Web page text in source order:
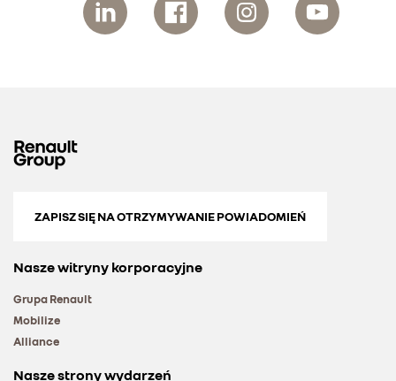
ZAPISZ SIĘ NA OTRZYMYWANIE POWIADOMIEŃ
Nasze witryny korporacyjne
Grupa Renault
Mobilize
Alliance
Nasze strony wydarzeń